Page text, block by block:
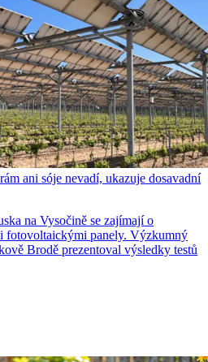
ani sóje nevadí, ukazuje dosavadní
na Vysočině se zajímají o
fotovoltaickými panely. Výzkumný
Brodě prezentoval výsledky testů